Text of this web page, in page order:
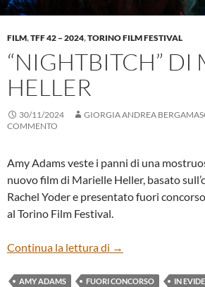
FILM,TFF 42 – 2024,TORINO FILM FESTIVAL
“NIGHTBITCH” DI
HELLER
30/11/2024 GIORGIA ANDREA
COMMENTO
Amy Adams veste i panni di una
nuovo film di Marielle Heller, basato
Rachel Yoder e presentato fuori
al Torino Film Festival.
Continua la lettura di “NIGHTBITCH” DI
→
AMY ADAMS FUORI CONCORSO
IN